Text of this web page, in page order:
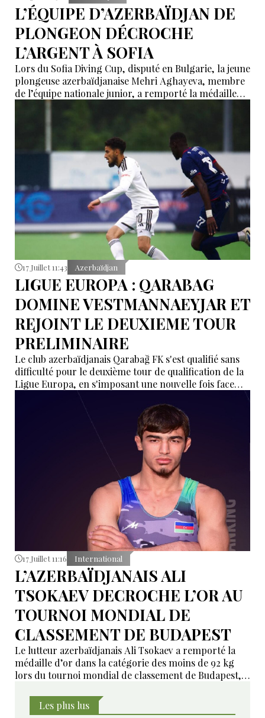
L’ÉQUIPE D’AZERBAÏDJAN DE
PLONGEON DÉCROCHE
L’ARGENT À SOFIA
Lors du Sofia Diving Cup, disputé en Bulgarie, la jeune
plongeuse azerbaïdjanaise Mehri Aghayeva, membre
de l’équipe nationale junior, a remporté la médaille
d’argent dans l’épreuve du tremplin de 1 mètre,
catégorie filles (groupe E). L’athlète a obtenu 115,20
points, se classant 2e parmi 15 participantes.
17 Juillet 11:43 Azerbaïdjan
LIGUE EUROPA : QARABAG
DOMINE VESTMANNAEYJAR ET
REJOINT LE DEUXIEME TOUR
PRELIMINAIRE
Le club azerbaïdjanais Qarabağ FK s'est qualifié sans
difficulté pour le deuxième tour de qualification de la
Ligue Europa, en s'imposant une nouvelle fois face
17 Juillet 11:16 International
L’AZERBAÏDJANAIS ALI
TSOKAEV DECROCHE L’OR AU
TOURNOI MONDIAL DE
CLASSEMENT DE BUDAPEST
Le lutteur azerbaïdjanais Ali Tsokaev a remporté la
médaille d’or dans la catégorie des moins de 92 kg
lors du tournoi mondial de classement de Budapest,
avant la fin de la saison.
Les plus lus